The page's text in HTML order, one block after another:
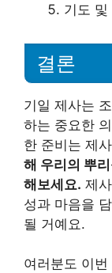
기도 및
결론
기일 제사는
하는 중요한
한 준비는 제
해 우리의 뿌
해보세요. 제
성과 마음을
될 거예요.
여러분도 이